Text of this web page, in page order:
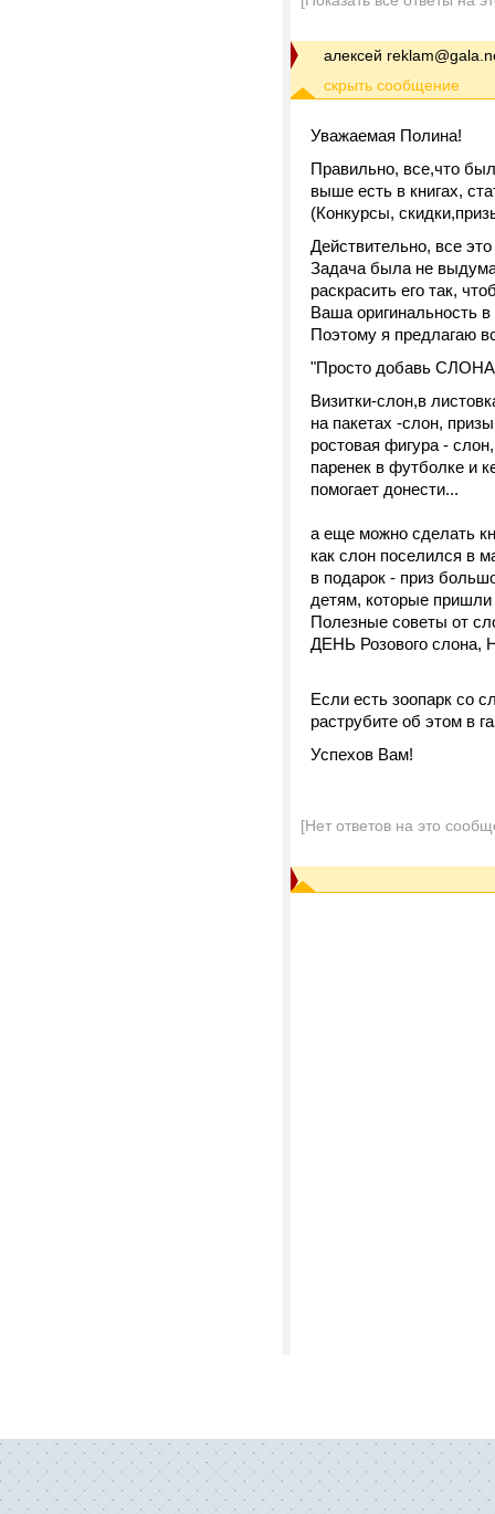
алексей
Уважаемая Полина!
Правильно, все,что
выше есть в книгах,
(Конкурсы,
Действительно, все
Задача была не
раскрасить его так,
Ваша оригинальность
Поэтому я предлагаю
"Просто добавь
Визитки-слон,в
на пакетах -слон,
ростовая фигура -
паренек в футболке и
помогает донести...
а еще можно сделать
как слон поселился в
в подарок - приз
детям, которые
Полезные советы от
ДЕНЬ Розового слона,
Если есть зоопарк со
раструбите об этом в
Успехов Вам!
[Нет ответов на это